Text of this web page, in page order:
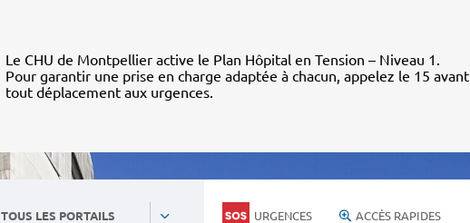
Le CHU de Montpellier active le Plan Hôpital en Tension – Niveau 1.
Pour garantir une prise en charge adaptée à chacun, appelez le 15 avant
tout déplacement aux urgences.
TOUS LES PORTAILS URGENCES ACCÈS RAPIDES